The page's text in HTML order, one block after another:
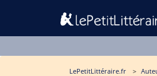
LePetitLittéraire.fr